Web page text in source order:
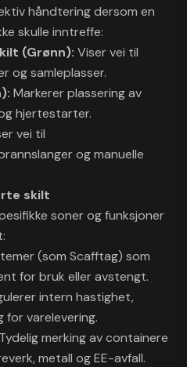
håndtering dersom en
skulle inntreffe:
(Grønn): Viser vei til
og samleplasser.
Markerer plassering av
hjertestarter.
vei til
og manuelle
skilt
soner og funksjoner
(som Scafftag) som
for bruk eller avstengt.
intern hastighet,
for varelevering.
Tydelig merking av containere
metall og EE-avfall.